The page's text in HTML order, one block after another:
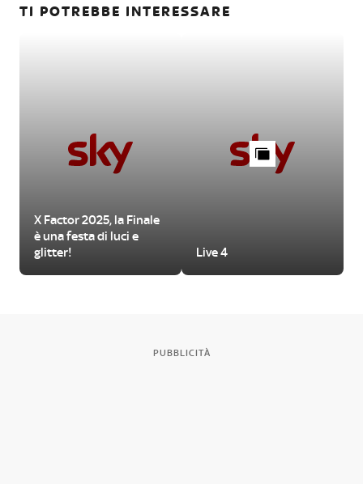
TI POTREBBE INTERESSARE
X Factor 2025, la Finale
è una festa di luci e
glitter!
Live 4
PUBBLICITÀ